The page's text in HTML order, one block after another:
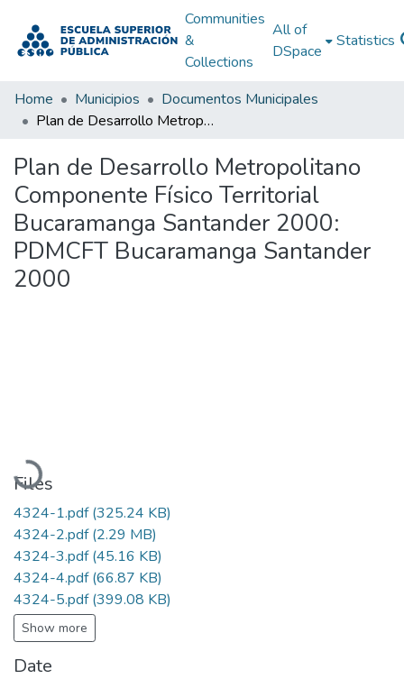
Communities
&
Collections
All of
DSpace
Statistics
Home Municipios
Documentos Municipales
Plan de Desarrollo Metropolitano Componente Físico Territorial Bucaramanga Santander 2000: PDMCFT Bucaramanga Santander 2000
Plan de Desarrollo Metropolitano
Componente Físico Territorial
Bucaramanga Santander 2000:
PDMCFT Bucaramanga Santander
2000
Loading...
Files
4324-1.pdf(325.24 KB)
4324-2.pdf(2.29 MB)
4324-3.pdf(45.16 KB)
4324-4.pdf(66.87 KB)
4324-5.pdf(399.08 KB)
Show more
Date